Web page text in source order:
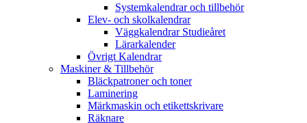
Systemkalendrar och tillbehör
Elev- och skolkalendrar
Väggkalendrar Studieåret
Lärarkalender
Övrigt Kalendrar
Maskiner & Tillbehör
Bläckpatroner och toner
Laminering
Märkmaskin och etikettskrivare
Räknare